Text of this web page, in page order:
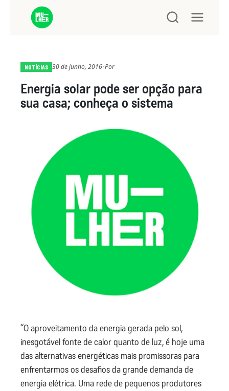
NOTÍCIAS 30 de junho, 2016•Por
Energia solar pode ser opção para
sua casa; conheça o sistema
“O aproveitamento da energia gerada pelo sol,
inesgotável fonte de calor quanto de luz, é hoje uma
das alternativas energéticas mais promissoras para
enfrentarmos os desafios da grande demanda de
energia elétrica. Uma rede de pequenos produtores